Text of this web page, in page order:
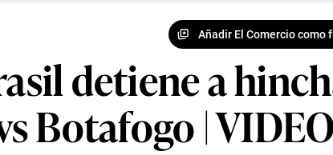
Añadir El Comercio como
detiene a
Botafogo | VIDEO